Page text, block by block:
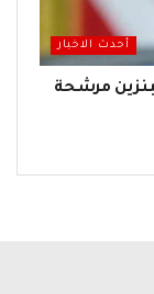
أحدث الاخبار
مرشحة